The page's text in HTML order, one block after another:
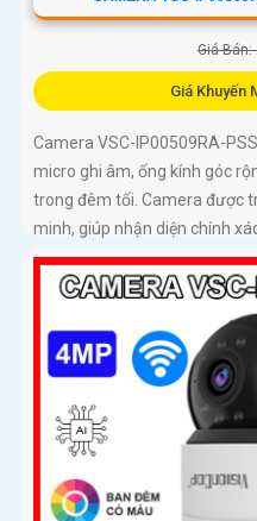
Giá Bán:
Giá Khuyến
Camera VSC-IP00509RA-
micro ghi âm, ống kính góc
trong đêm tối. Camera được
minh, giúp nhận diện chính
trong phạm vi lên đến 15 mét